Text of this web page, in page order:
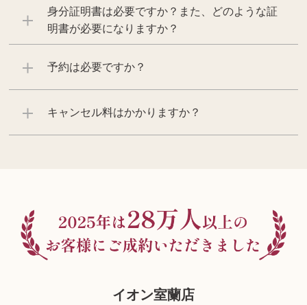
身分証明書は必要ですか？また、どのような証
明書が必要になりますか？
予約は必要ですか？
キャンセル料はかかりますか？
イオン室蘭店